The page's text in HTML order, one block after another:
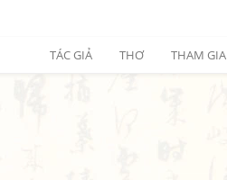
TÁC GIẢ THƠ THAM GIA